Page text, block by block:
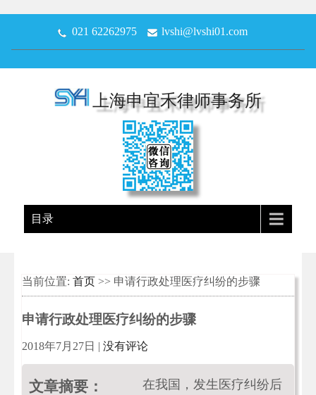
021 62262975 lvshi@lvshi01.com
上海申宜禾律师事务所
目录
当前位置: 首页 >> 申请行政处理医疗纠纷的步骤
申请行政处理医疗纠纷的步骤
2018年7月27日 | 没有评论
文章摘要：
在我国，发生医疗纠纷后